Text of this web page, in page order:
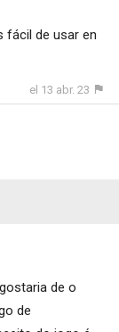
fácil de usar en
el 13 abr. 23
de o
de